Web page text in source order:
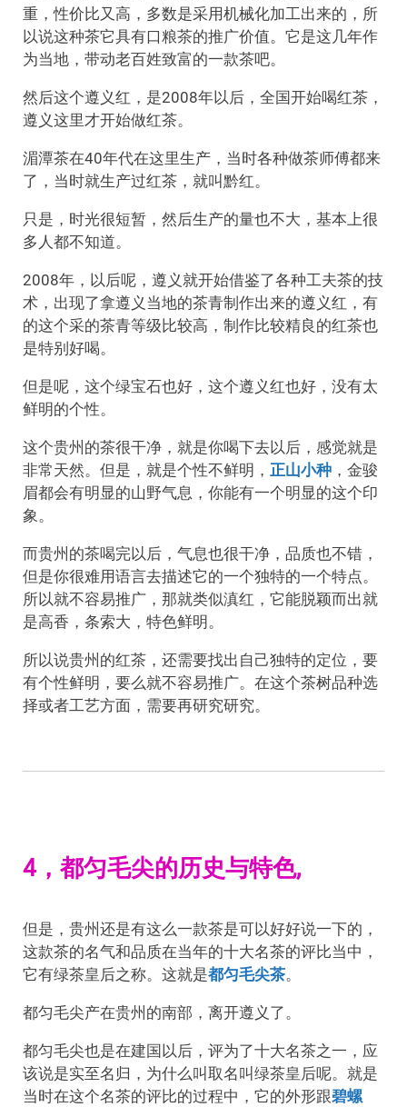
重，性价比又高，多数是采用机械化加工出来的，所
以说这种茶它具有口粮茶的推广价值。它是这几年作
为当地，带动老百姓致富的一款茶吧。
然后这个遵义红，是2008年以后，全国开始喝红茶，
遵义这里才开始做红茶。
湄潭茶在40年代在这里生产，当时各种做茶师傅都来
了，当时就生产过红茶，就叫黔红。
只是，时光很短暂，然后生产的量也不大，基本上很
多人都不知道。
2008年，以后呢，遵义就开始借鉴了各种工夫茶的技
术，出现了拿遵义当地的茶青制作出来的遵义红，有
的这个采的茶青等级比较高，制作比较精良的红茶也
是特别好喝。
但是呢，这个绿宝石也好，这个遵义红也好，没有太
鲜明的个性。
这个贵州的茶很干净，就是你喝下去以后，感觉就是
非常天然。但是，就是个性不鲜明， 正山小种 ，金骏
眉都会有明显的山野气息，你能有一个明显的这个印
象。
而贵州的茶喝完以后，气息也很干净，品质也不错，
但是你很难用语言去描述它的一个独特的一个特点。
所以就不容易推广，那就类似滇红，它能脱颖而出就
是高香，条索大，特色鲜明。
所以说贵州的红茶，还需要找出自己独特的定位，要
有个性鲜明，要么就不容易推广。在这个茶树品种选
择或者工艺方面，需要再研究研究。
4，都匀毛尖的历史与特色,
但是，贵州还是有这么一款茶是可以好好说一下的，
这款茶的名气和品质在当年的十大名茶的评比当中，
它有绿茶皇后之称。这就是都匀毛尖茶。
都匀毛尖产在贵州的南部，离开遵义了。
都匀毛尖也是在建国以后，评为了十大名茶之一，应
该说是实至名归，为什么叫取名叫绿茶皇后呢。就是
当时在这个名茶的评比的过程中，它的外形跟碧螺